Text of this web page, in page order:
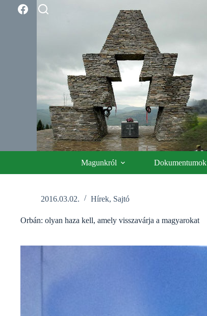
Magunkról Dokumentumok
2016.03.02. Hírek, Sajtó
Orbán: olyan haza kell, amely visszavárja a magyarokat